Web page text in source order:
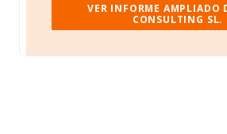
VER INFORME AMPLIADO
CONSULTING SL.